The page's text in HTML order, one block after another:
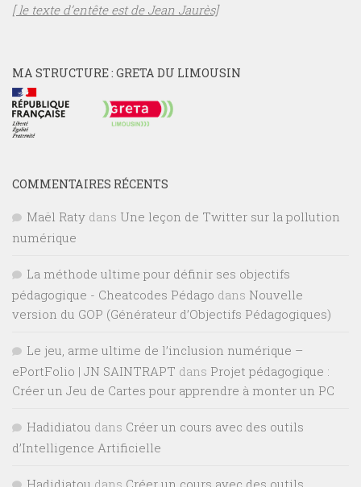
[ le texte d’entête est de Jean Jaurès]
MA STRUCTURE : GRETA DU LIMOUSIN
COMMENTAIRES RÉCENTS
Maël Raty dans Une leçon de Twitter sur la pollution
numérique
La méthode ultime pour définir ses objectifs
pédagogique - Cheatcodes Pédago dans Nouvelle
version du GOP (Générateur d’Objectifs Pédagogiques)
Le jeu, arme ultime de l’inclusion numérique –
ePortFolio | JN SAINTRAPT dans Projet pédagogique :
Créer un Jeu de Cartes pour apprendre à monter un PC
Hadidiatou dans Créer un cours avec des outils
d’Intelligence Artificielle